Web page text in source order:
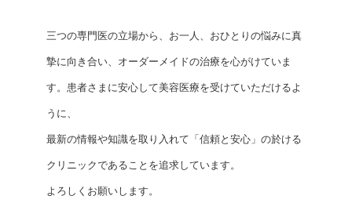
三つの専門医の立場から、お一人、おひとりの悩みに真
摯に向き合い、オーダーメイドの治療を心がけていま
す。患者さまに安心して美容医療を受けていただけるよ
うに、
最新の情報や知識を取り入れて「信頼と安心」の於ける
クリニックであることを追求しています。
よろしくお願いします。